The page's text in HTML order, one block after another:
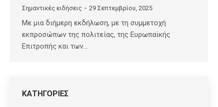
Σημαντικές ειδήσεις 29 Σεπτεμβρίου, 2025
Με μια διήμερη εκδήλωση, με τη συμμετοχή
εκπροσώπων της πολιτείας, της Ευρωπαϊκής
Επιτροπής και των…
ΚΑΤΗΓΟΡΙΕΣ